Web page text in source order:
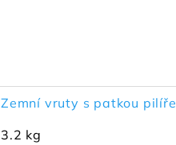
Zemní vruty s patkou pilíře
3.2 kg